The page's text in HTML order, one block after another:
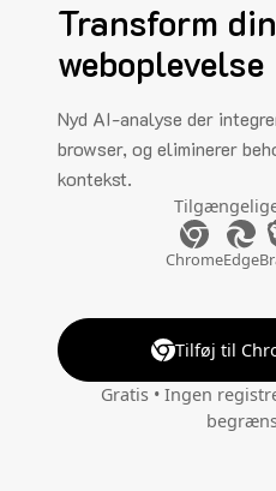
Transform din
weboplevelse
Nyd AI-analyse der
browser, og eliminerer
kontekst.
ChromeEdge
Tilføj til
Gratis • Ingen